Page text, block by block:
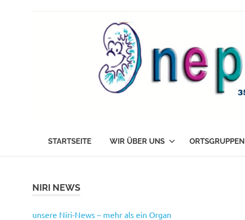
nephrokids
Nordrhein-
Westafalen
STARTSEITE WIR ÜBER UNS ORTSGRUPPEN
NIRI NEWS
unsere Niri-News – mehr als ein Organ